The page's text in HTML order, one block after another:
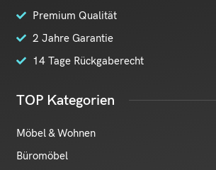
Premium Qualität
2 Jahre Garantie
14 Tage Rückgaberecht
TOP Kategorien
Möbel & Wohnen
Büromöbel